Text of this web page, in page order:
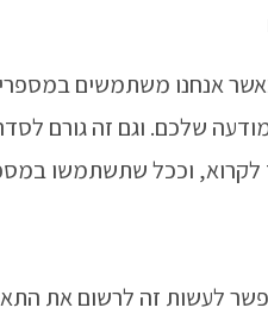
אנחנו משתמשים
שלכם. וגם זה גורם
וככל שתשתמשו
לעשות זה לרשום את